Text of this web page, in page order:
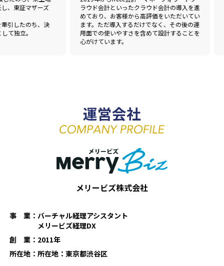
証マザーズ
たのち、決
立。
ラウド会計といったクラウド会計の導入を進
めており、お客様から高評価をいただいてい
ます。ただ導入するだけでなく、その後の運
用面での使いやすさを含めて設計することを
心がけています。
運営会社
メリービズ株式会社
事 業：バーチャル経理アシスタント
メリービズ経理DX
創 業： 2011年
所在地：所在地：東京都渋谷区